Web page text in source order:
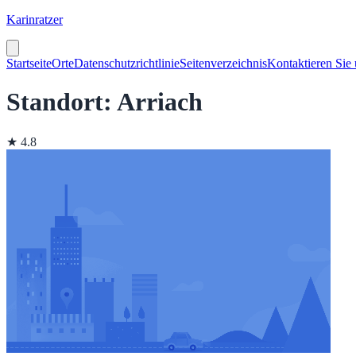
Karinratzer
StartseiteOrteDatenschutzrichtlinieSeitenverzeichnisKontaktieren Sie
Standort: Arriach
★ 4.8